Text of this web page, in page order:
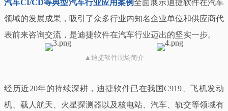
汽车CI/CD等典型汽车行业应用案例全面展示迪捷软件在汽车
领域的发展成果，吸引了众多行业内知名企业单位和供应商代
表前来咨询交流，是迪捷软件在汽车行业迈出的坚实一步。
▲迪捷软件现场简介
经历近20年的持续深耕，迪捷软件已在我国C919、飞机发动
机、载人航天、火星探测器以及核电站、汽车、轨交等领域有